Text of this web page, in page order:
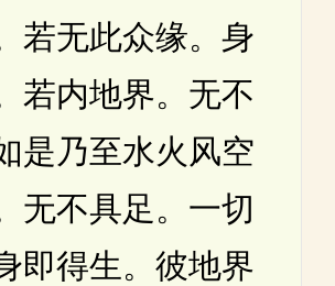
若无此众缘。身
若内地界。无不
是乃至水火风空
无不具足。一切
即得生。彼地界